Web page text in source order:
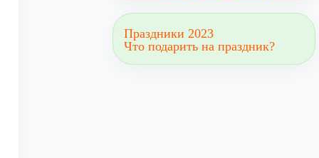
Праздники 2023
Что подарить на праздник?